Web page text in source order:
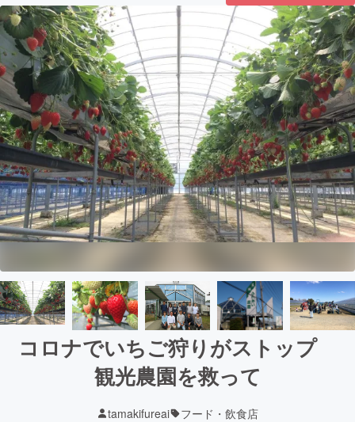
コロナでいちご狩りがストップ
観光農園を救って
tamakifureai フード・飲食店